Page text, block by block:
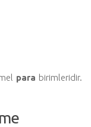
para birimleridir.